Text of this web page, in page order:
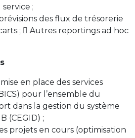
;
des flux de trésorerie
;  Autres reportings ad hoc
en place des services
pour l’ensemble du
dans la gestion du système
(CEGID) ;
projets en cours (optimisation